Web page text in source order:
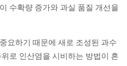
수확량 증가와 과실 품질 개선을
요하기 때문에 새로 조성된 과수
로 인산염을 시비하는 방법이 흔